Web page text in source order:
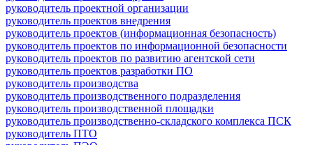
руководитель проектной организации
руководитель проектов внедрения
руководитель проектов (информационная безопасность)
руководитель проектов по информационной безопасности
руководитель проектов по развитию агентской сети
руководитель проектов разработки ПО
руководитель производства
руководитель производственного подразделения
руководитель производственной площадки
руководитель производственно-складского комплекса ПСК
руководитель ПТО